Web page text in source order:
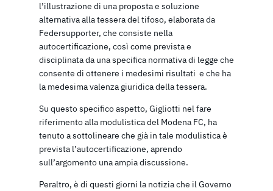
l’illustrazione di una proposta e soluzione
alternativa alla tessera del tifoso, elaborata da
Federsupporter, che consiste nella
autocertificazione, così come prevista e
disciplinata da una specifica normativa di legge che
consente di ottenere i medesimi risultati e che ha
la medesima valenza giuridica della tessera.
Su questo specifico aspetto, Gigliotti nel fare
riferimento alla modulistica del Modena FC, ha
tenuto a sottolineare che già in tale modulistica è
prevista l’autocertificazione, aprendo
sull’argomento una ampia discussione.
Peraltro, è di questi giorni la notizia che il Governo